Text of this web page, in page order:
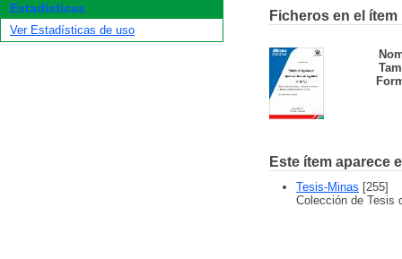
Ficheros en el ítem
Este ítem aparece
Tesis-Minas [255]
Colección de Tesis
Estadísticas
Ver Estadísticas de uso